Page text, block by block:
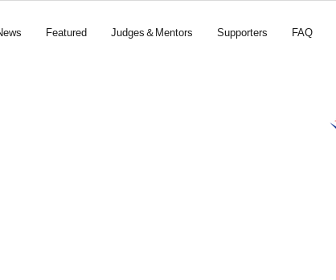
Featured Judges＆Mentors Supporters FAQ